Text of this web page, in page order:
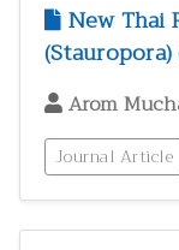
New Thai
Arom
Journal Article